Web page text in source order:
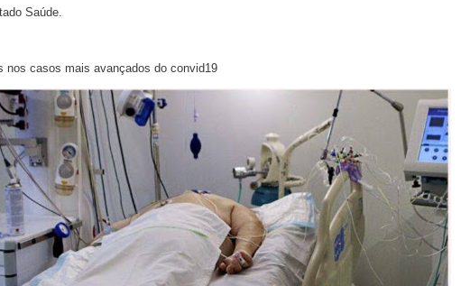
Saúde.
nos casos mais avançados do convid19